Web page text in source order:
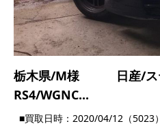
栃木県/M様 日産/ス
RS4/WGNC...
■買取日時：2020/04/12（5023